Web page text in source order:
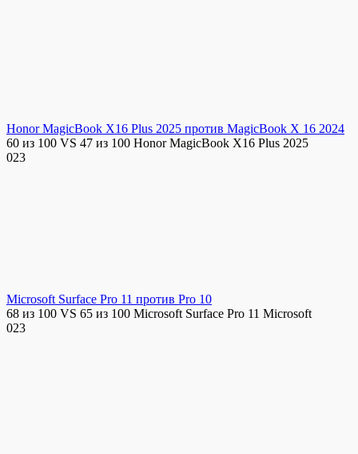
Honor MagicBook X16 Plus 2025 против MagicBook X 16 2024
60 из 100 VS 47 из 100 Honor MagicBook X16 Plus 2025
023
Microsoft Surface Pro 11 против Pro 10
68 из 100 VS 65 из 100 Microsoft Surface Pro 11 Microsoft
023